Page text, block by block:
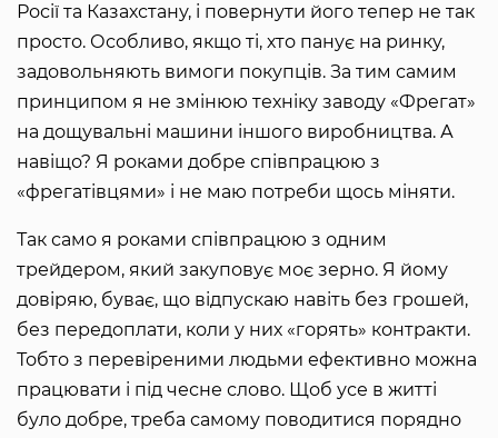
Росії та Казахстану, і повернути його тепер не так
просто. Особливо, якщо ті, хто панує на ринку,
задовольняють вимоги покупців. За тим самим
принципом я не змінюю техніку заводу «Фрегат»
на дощувальні машини іншого виробництва. А
навіщо? Я роками добре співпрацюю з
«фрегатівцями» і не маю потреби щось міняти.
Так само я роками співпрацюю з одним
трейдером, який закуповує моє зерно. Я йому
довіряю, буває, що відпускаю навіть без грошей,
без передоплати, коли у них «горять» контракти.
Тобто з перевіреними людьми ефективно можна
працювати і під чесне слово. Щоб усе в житті
було добре, треба самому поводитися порядно